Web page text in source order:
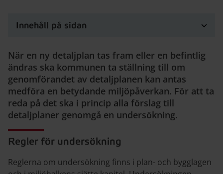
Innehåll på sidan
När en ny detaljplan tas fram eller en befintlig
ändras ska kommunen ta ställning till om
genomförandet av detaljplanen kan antas
medföra en betydande miljöpåverkan. För att ta
reda på det ska i princip alla förslag till
detaljplaner genomgå en undersökning.
Regler för undersökning
Reglerna om undersökning finns i plan- och bygglagen